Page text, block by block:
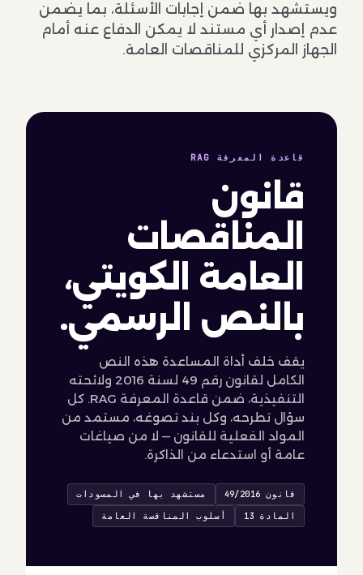
ويستشهد بها ضمن إجابات الأسئلة، بما يضمن
عدم إصدار أي مستند لا يمكن الدفاع عنه أمام
الجهاز المركزي للمناقصات العامة.
قاعدة المعرفة RAG
قانون
المناقصات
العامة الكويتي،
بالنص الرسمي.
يقف خلف أداة المساعدة هذه النص
الكامل لقانون رقم 49 لسنة 2016 ولائحته
التنفيذية، ضمن قاعدة المعرفة RAG. كل
سؤال تطرحه، وكل بند تصوغه، مستمد من
المواد الفعلية للقانون — لا من صياغات
عامة أو استدعاء من الذاكرة.
قانون 49/2016
مستشهد بها في المسودات
المادة 13
أسلوب المناقصة العامة